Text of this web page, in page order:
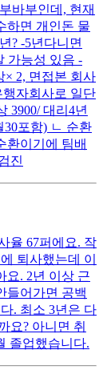
바부인데, 현재
하면 개인돈 물
? -5년다니면
가능성 있음 -
× 2, 면접본 회사
자회사로 일단
3900/ 대리4년
30포함) ㄴ 순환
환이기에 팀배
진
율 67퍼에요. 작
퇴사했는데 이
요. 2년 이상 근
들어가면 공백
. 최소 3년은 다
요? 아니면 취
졸업했습니다.